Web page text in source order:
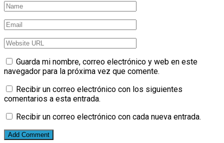
Guarda mi nombre, correo electrónico y web en este
navegador para la próxima vez que comente.
Recibir un correo electrónico con los siguientes
comentarios a esta entrada.
Recibir un correo electrónico con cada nueva entrada.